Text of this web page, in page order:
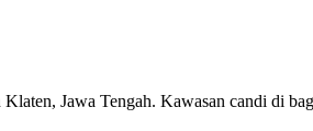
Jawa Tengah. Kawasan candi di